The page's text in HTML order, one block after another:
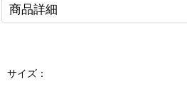
商品詳細
サイズ：